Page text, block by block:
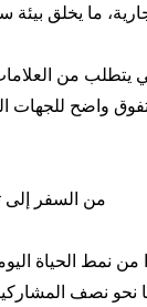
من
واضح للجهات
من السفر إلى
من نمط الحياة